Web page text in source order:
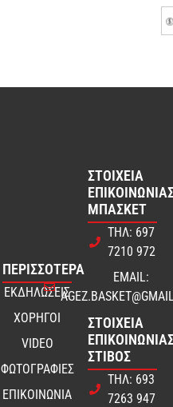
ΠΕΡΙΣΣΟΤΕΡΑ
ΕΚΔΗΛΩΣΕΙΣ
ΧΟΡΗΓΟΙ
VIDEO
ΦΩΤΟΓΡΑΦΙΕΣ
ΕΠΙΚΟΙΝΩΝΙΑ
ΣΤΟΙΧΕΊΑ
ΜΠΆΣΚΕΤ
ΤΗΛ: 697
7210 972
EMAIL:
ΣΤΟΙΧΕΊΑ
ΣΤΊΒΟΣ
ΤΗΛ: 693
7263 947